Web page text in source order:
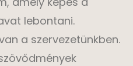
lebontani.
a szervezetünkben.